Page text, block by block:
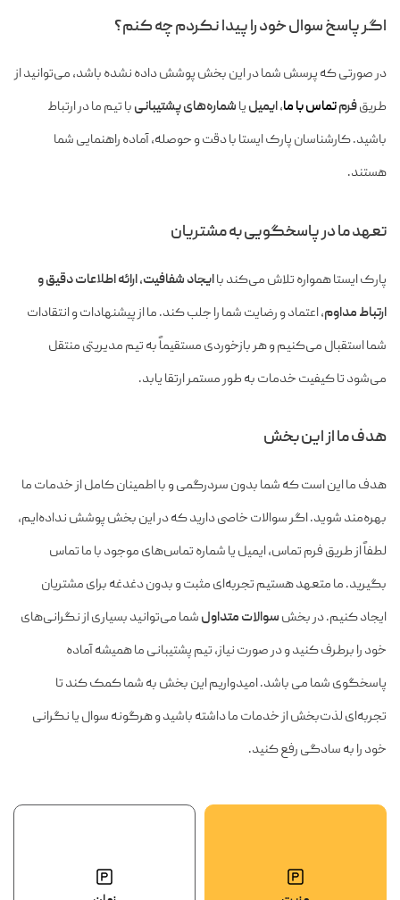
اگر پاسخ سوال خود را پیدا نکردم چه کنم؟
در صورتی که پرسش شما در این بخش پوشش داده نشده باشد، می‌توانید از
طریقفرمتماس با ما،ایمیلیاشماره‌های پشتیبانیبا تیم ما در ارتباط
باشید. کارشناسان پارک ایستا با دقت و حوصله، آماده راهنمایی شما
هستند.
تعهد ما در پاسخگویی به مشتریان
پارک ایستا همواره تلاش می‌کند باایجاد شفافیت، ارائه اطلاعات دقیق و
ارتباط مداوم، اعتماد و رضایت شما را جلب کند. ما از پیشنهادات و انتقادات
شما استقبال می‌کنیم و هر بازخوردی مستقیماً به تیم مدیریتی منتقل
می‌شود تا کیفیت خدمات به طور مستمر ارتقا یابد.
هدف ما از این بخش
هدف ما این است که شما بدون سردرگمی و با اطمینان کامل از خدمات ما
بهره‌مند شوید. اگر سوالات خاصی دارید که در این بخش پوشش نداده‌ایم،
لطفاً از طریق فرم تماس، ایمیل یا شماره تماس‌های موجود با ما تماس
بگیرید. ما متعهد هستیم تجربه‌ای مثبت و بدون دغدغه برای مشتریان
ایجاد کنیم. در بخشسوالات متداولشما می‌توانید بسیاری از نگرانی‌های
خود را برطرف کنید و در صورت نیاز، تیم پشتیبانی ما همیشه آماده
پاسخگوی شما می باشد. امیدواریم این بخش به شما کمک کند تا
تجربه‌ای لذت‌بخش از خدمات ما داشته باشید و هرگونه سوال یا نگرانی
خود را به سادگی رفع کنید.